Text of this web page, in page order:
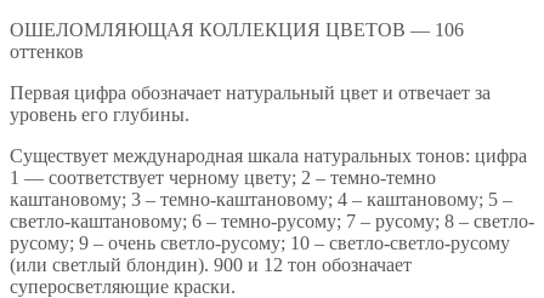
ОШЕЛОМЛЯЮЩАЯ КОЛЛЕКЦИЯ ЦВЕТОВ — 106
оттенков
Первая цифра обозначает натуральный цвет и отвечает за
уровень его глубины.
Существует международная шкала натуральных тонов: цифра
1 — соответствует черному цвету; 2 – темно-темно
каштановому; 3 – темно-каштановому; 4 – каштановому; 5 –
светло-каштановому; 6 – темно-русому; 7 – русому; 8 – светло-
русому; 9 – очень светло-русому; 10 – светло-светло-русому
(или светлый блондин). 900 и 12 тон обозначает
суперосветляющие краски.